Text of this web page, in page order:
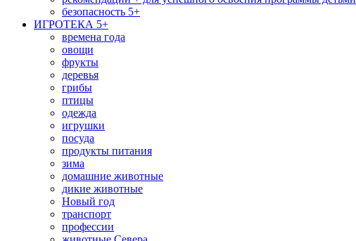
безопасность 5+
ИГРОТЕКА 5+
времена года
овощи
фрукты
деревья
грибы
птицы
одежда
игрушки
посуда
продукты питания
зима
домашние животные
дикие животные
Новый год
транспорт
профессии